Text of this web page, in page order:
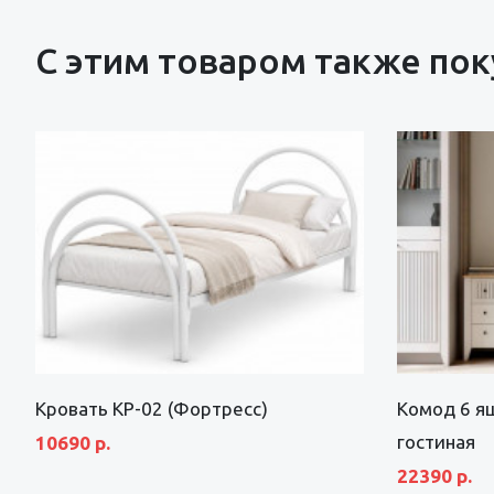
С этим товаром также
Кровать КР-02 (Фортресс)
10690 р.
Комод 6
гостиная
22390 р.